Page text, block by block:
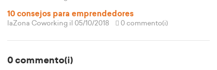
10 consejos para emprendedores
laZona Coworking il 05/10/2018 0 commento(i)
0 commento(i)